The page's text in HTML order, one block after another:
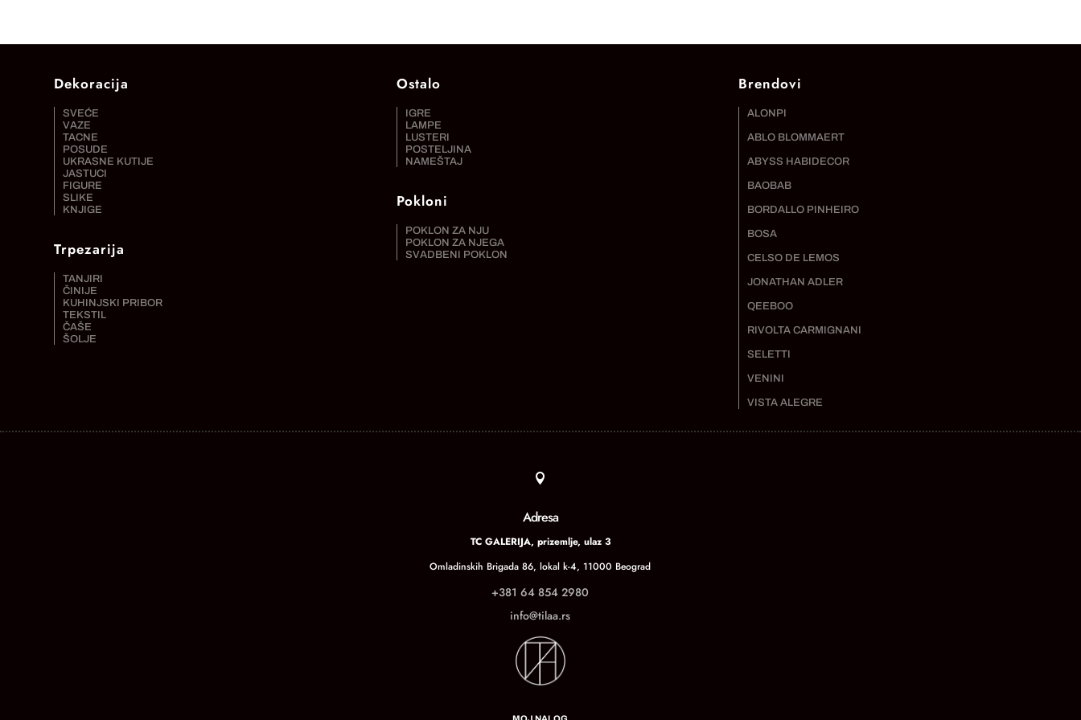
Dekoracija
SVEĆE
VAZE
TACNE
POSUDE
UKRASNE KUTIJE
JASTUCI
FIGURE
SLIKE
KNJIGE
Trpezarija
TANJIRI
ČINIJE
KUHINJSKI PRIBOR
TEKSTIL
ČAŠE
ŠOLJE
Ostalo
IGRE
LAMPE
LUSTERI
POSTELJINA
NAMEŠTAJ
Pokloni
POKLON ZA NJU
POKLON ZA NJEGA
SVADBENI POKLON
Brendovi
ALONPI
ABLO BLOMMAERT
ABYSS HABIDECOR
BAOBAB
BORDALLO PINHEIRO
BOSA
CELSO DE LEMOS
JONATHAN ADLER
QEEBOO
RIVOLTA CARMIGNANI
SELETTI
VENINI
VISTA ALEGRE

Adresa
TC GALERIJA, prizemlje, ulaz 3
Omladinskih Brigada 86, lokal k-4, 11000 Beograd
+381 64 854 2980
info@tilaa.rs